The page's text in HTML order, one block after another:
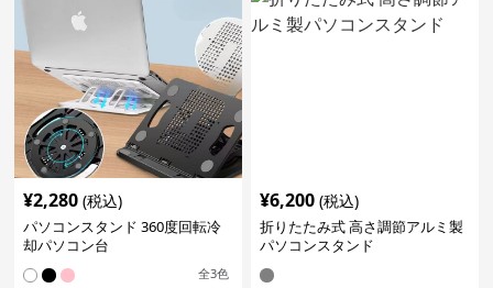
¥2,280 (税込)
パソコンスタンド 360度回転冷
却パソコン台
全3色
¥6,200 (税込)
折りたたみ式 高さ調節アルミ製
パソコンスタンド